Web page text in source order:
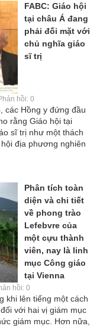
FABC: Giáo hội
tại châu Á đang
phải đối mặt với
chủ nghĩa giáo
sĩ trị
hồi: 0
các Hồng y đứng đầu
rằng Giáo hội tại
sĩ trị như một thách
địa phương nghiên
Phân tích toàn
diện và chi tiết
về phong trào
Lefebvre của
một cựu thành
viên, nay là linh
mục Công giáo
tại Vienna
hồi: 0
khi lên tiếng một cách
với hai vị giám mục
giám mục. Hơn nữa,